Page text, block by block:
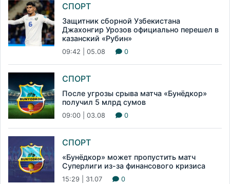
СПОРТ
Защитник сборной Узбекистана
Джахонгир Урозов официально перешел в
казанский «Рубин»
09:42 | 05.08 0
СПОРТ
После угрозы срыва матча «Бунёдкор»
получил 5 млрд сумов
09:00 | 03.08 0
СПОРТ
«Бунёдкор» может пропустить матч
Суперлиги из-за финансового кризиса
15:29 | 31.07 0